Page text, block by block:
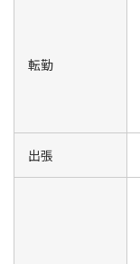
転勤
出張